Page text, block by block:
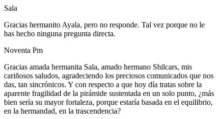
Sala
Gracias hermanito Ayala, pero no responde. Tal vez porque no le
has hecho ninguna pregunta directa.
Noventa Pm
Gracias amada hermanita Sala, amado hermano Shilcars, mis
cariñosos saludos, agradeciendo los preciosos comunicados que nos
das, tan sincrónicos. Y con respecto a que hoy día tratas sobre la
aparente fragilidad de la pirámide sustentada en un solo punto, ¿más
bien sería su mayor fortaleza, porque estaría basada en el equilibrio,
en la hermandad, en la trascendencia?